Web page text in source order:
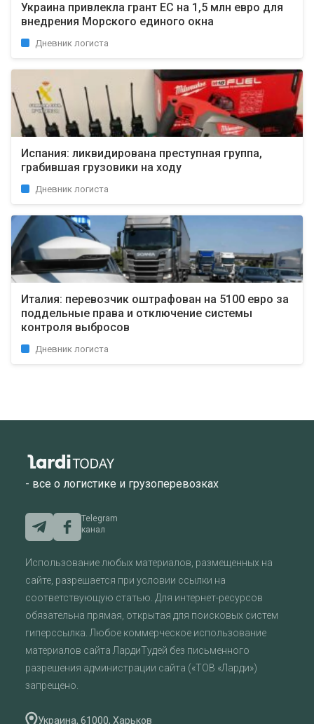
Украина привлекла грант ЕС на 1,5 млн евро для
внедрения Морского единого окна
Дневник логиста
Испания: ликвидирована преступная группа,
грабившая грузовики на ходу
Дневник логиста
Италия: перевозчик оштрафован на 5100 евро за
поддельные права и отключение системы
контроля выбросов
Дневник логиста
- все о логистике и грузоперевозках
Telegram
канал
Использование любых материалов, размещенных на
сайте, разрешается при условии ссылки на
соответствующую статью. Для интернет-ресурсов
обязательна прямая, открытая для поисковых систем
гиперссылка. Любое коммерческое использование
материалов сайта ЛардиТудей без письменного
разрешения администрации сайта («ТОВ «Ларди»)
запрещено.
Украина, 61000, Харьков